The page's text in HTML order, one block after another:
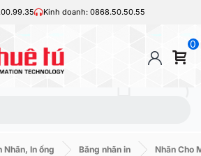
Kinh doanh: 0868.50.50.55
0
Nhãn, In ống Băng nhãn in Nhãn Cho